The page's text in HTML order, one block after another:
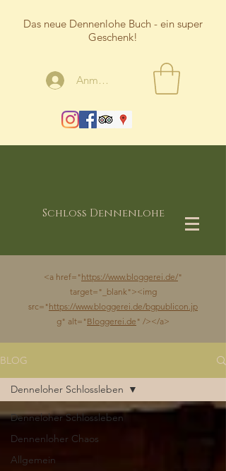
Das neue Dennenlohe Buch - ein super
Geschenk!
Anmelden
Schloss Dennenlohe
<a href="https://www.bloggerei.de/"
target="_blank"><img
src="https://www.bloggerei.de/bgpublicon.jp
g" alt="Bloggerei.de " /></a>
BLOG
Denneloher Schlossleben
Dennenloher Chaos
Allgemein
Denneloher Schlossleben